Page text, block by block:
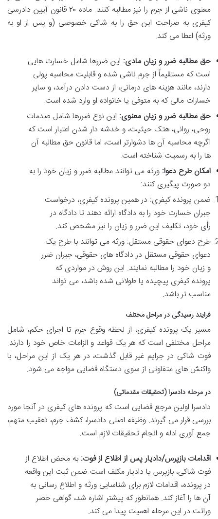
معنوی ناشی از جرم را نیز مطالبه کنند. ماده ۲۰ قانون آیین دادرسی
کیفری به صراحت این حق را به شاکی خصوصی (و پس از او به
ورثه) اعطا می کند.
حق مطالبه ضرر و زیان مادی: این ضررها شامل خسارت هایی
است که مستقیماً از جرم ناشی شده و قابلیت محاسبه پولی
دارند، مانند هزینه های درمانی، از دست دادن درآمد، و سایر
خسارات مالی که به متوفی یا خانواده او وارد شده است.
حق مطالبه ضرر و زیان معنوی: این نوع ضررها شامل صدمات
روحی، روانی، هتک حیثیت، و خدشه دار شدن اعتبار است که
اگرچه محاسبه آن ها دشوارتر است، اما قانون حق مطالبه آن
ها را به رسمیت شناخته است.
امکان طرح دعوا: ورثه می توانند مطالبه ضرر و زیان خود را به
دو صورت پیگیری کنند:
ضمن پرونده کیفری: در همین پرونده کیفری، درخواست
جبران خسارت خود را به دادگاه ارائه دهند تا دادگاه در
رأی خود، تکلیف این ضرر و زیان را نیز مشخص کند.
طرح دعوای حقوقی مستقل: ورثه می توانند با طرح یک
دعوای حقوقی مستقل در دادگاه های حقوقی، جبران ضرر
و زیان خود را مطالبه نمایند. این روش در مواردی که
پرونده کیفری پیچیده یا طولانی شده باشد، می تواند
مناسب تر باشد.
فرایند رسیدگی در مراحل مختلف
مسیر یک پرونده کیفری، از لحظه وقوع جرم تا اجرای حکم، شامل
مراحل مختلفی است که هر یک قواعد و الزامات خاص خود را دارند.
فوت شاکی در جرایم غیر قابل گذشت، در هر یک از این مراحل، با
واکنش های متفاوتی از سوی دستگاه قضایی مواجه می شود.
در مرحله دادسرا (تحقیقات مقدماتی)
دادسرا اولین مرجع قضایی است که پرونده های کیفری در آنجا مورد
بررسی قرار می گیرند. وظیفه اصلی دادسرا، کشف جرم، تعقیب متهم،
جمع آوری ادله و انجام تحقیقات لازم است.
اقدامات بازپرس/دادیار پس از اطلاع از فوت: به محض اطلاع از
فوت شاکی، بازپرس یا دادیار مکلف است ضمن ثبت این واقعه
در پرونده، اقدامات لازم برای شناسایی ورثه و اطلاع رسانی به
آن ها را آغاز کند. همانطور که پیشتر اشاره شد، گواهی حصر
وراثت در این مرحله اهمیت پیدا می کند.